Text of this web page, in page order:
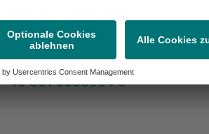
+49 361 6638064 0